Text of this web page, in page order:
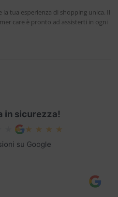
la tua esperienza di shopping unica. Il
care è pronto ad assisterti in ogni
in sicurezza!
su Google